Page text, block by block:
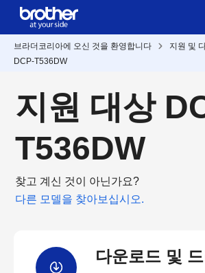
브라더코리아에 오신 것을 환영합니다
지원 및
DCP-T536DW
지원 대상
T536DW
찾고 계신 것이 아닌가요?
다른 모델을 찾아보십시오.
다운로드 및